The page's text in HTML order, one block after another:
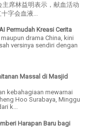
席林益明表示，献血活动
字会血液...
Permudah Kreasi Cerita
drama China, kini
versinya sendiri dengan
Massal di Masjid
kebahagiaan mewarnai
Hoo Surabaya, Minggu
k...
Harapan Baru bagi